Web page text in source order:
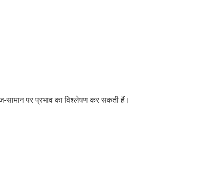
सामान पर प्रभाव का विश्लेषण कर सकती हैं।